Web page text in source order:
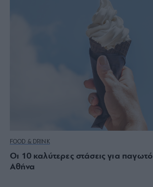
FOOD & DRINK
Οι 10 καλύτερες στάσεις για
Αθήνα